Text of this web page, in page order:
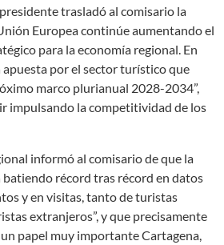
trasladó al comisario la
Europea continúe aumentando el
para la economía regional. En
apuesta por el sector turístico que
marco plurianual 2028-2034”,
impulsando la competitividad de los
informó al comisario de que la
batiendo récord tras récord en datos
y en visitas, tanto de turistas
extranjeros”, y que precisamente
papel muy importante Cartagena,